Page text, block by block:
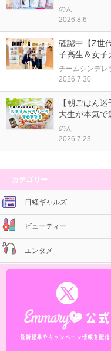
のん
2026.8.6
確認中【Z世
子高生＆女子
チームシンデレ
2026.7.30
【朝ごはん
大生が本気で
のん
2026.7.23
カテゴリー
日経ギャルズ
ビューティー
エンタメ